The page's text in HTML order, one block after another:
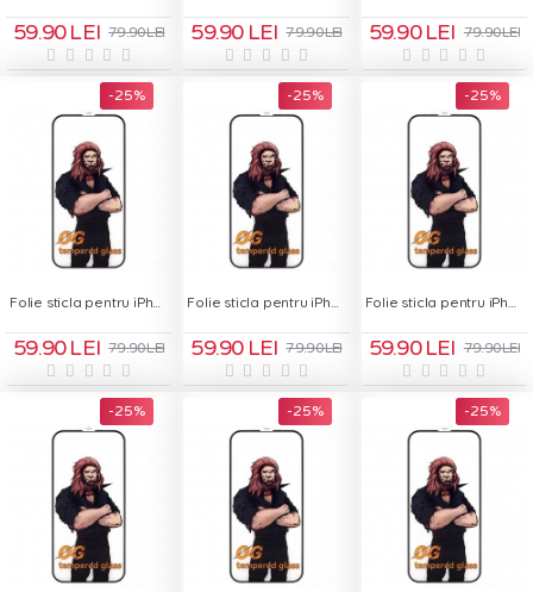
59.90 LEI 79.90 LEI 59.90 LEI 79.90 LEI 59.90 LEI 79.90 LEI
-25 %
Folie sticla pentru iPhone 13 Pro Max - OG Green Glass
59.90 LEI 79.90 LEI
-25 %
Folie sticla pentru iPhone 14 - OG Green Glass
59.90 LEI 79.90 LEI
-25 %
Folie sticla pentru iPhone 14 Plus - OG Green Glass
59.90 LEI 79.90 LEI
-25 % -25 % -25 %